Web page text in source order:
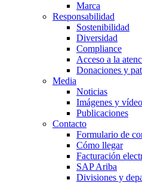
Marca
Responsabilidad
Sostenibilidad
Diversidad
Compliance
Acceso a la
Donaciones y
Media
Noticias
Imágenes y
Publicaciones
Contacto
Formulario de
Cómo llegar
Facturación
SAP Ariba
Divisiones y